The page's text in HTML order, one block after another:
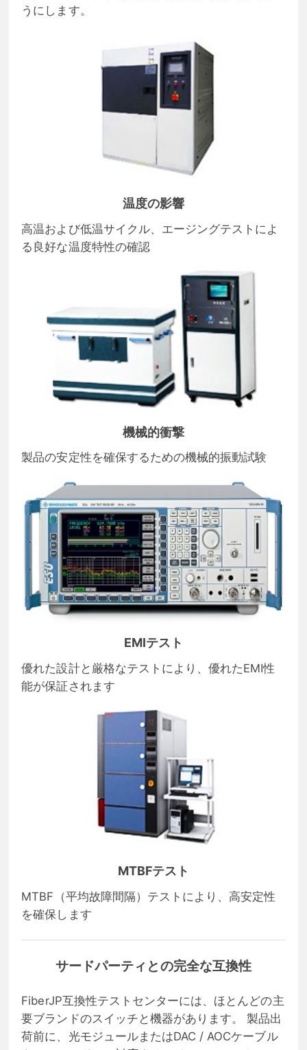
うにします。
温度の影響
高温および低温サイクル、エージングテストによ
る良好な温度特性の確認
機械的衝撃
製品の安定性を確保するための機械的振動試験
EMIテスト
優れた設計と厳格なテストにより、優れたEMI性
能が保証されます
MTBFテスト
MTBF（平均故障間隔）テストにより、高安定性
を確保します
サードパーティとの完全な互換性
FiberJP互換性テストセンターには、ほとんどの主
要ブランドのスイッチと機器があります。 製品出
荷前に、光モジュールまたはDAC / AOCケーブル